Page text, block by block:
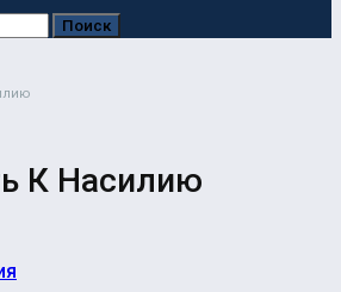
К Насилию